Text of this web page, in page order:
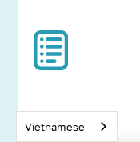
Vietnamese